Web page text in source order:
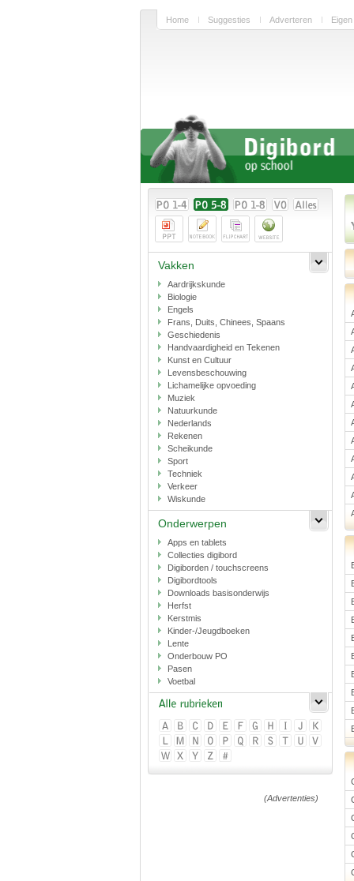
Home Suggesties Adverteren
Vakken
Aardrijkskunde
Biologie
Engels
Frans, Duits, Chinees, Spaans
Geschiedenis
Handvaardigheid en Tekenen
Kunst en Cultuur
Levensbeschouwing
Lichamelijke opvoeding
Muziek
Natuurkunde
Nederlands
Rekenen
Scheikunde
Sport
Techniek
Verkeer
Wiskunde
Onderwerpen
Apps en tablets
Collecties digibord
Digiborden / touchscreens
Digibordtools
Downloads basisonderwijs
Herfst
Kerstmis
Kinder-/Jeugdboeken
Lente
Onderbouw PO
Pasen
Voetbal
(Advertenties)